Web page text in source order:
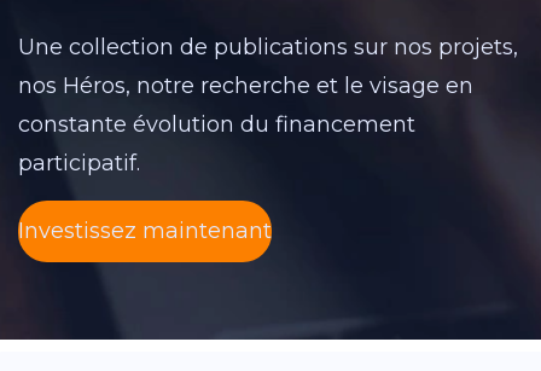
Une collection de publications sur nos projets,
nos Héros, notre recherche et le visage en
constante évolution du financement
participatif.
Investissez maintenant